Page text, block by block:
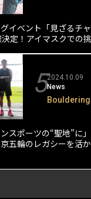
イベント「見ざるチ
定！アイマスクでの
52024.10.09
News
Bouldering
スポーツの“聖地”に
五輪のレガシーを活